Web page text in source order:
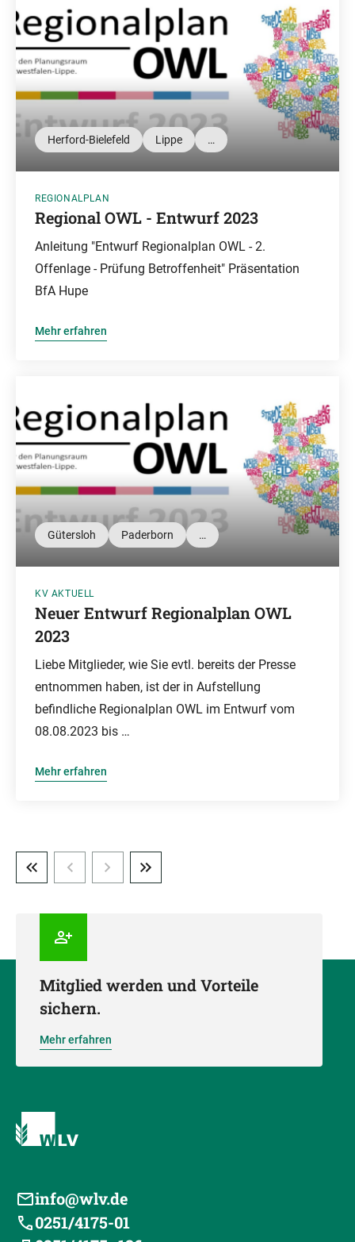
Herford-Bielefeld Lippe …
REGIONALPLAN
Regional OWL - Entwurf 2023
Anleitung "Entwurf Regionalplan OWL - 2.
Offenlage - Prüfung Betroffenheit" Präsentation
BfA Hupe
Mehr erfahren
Gütersloh Paderborn …
KV AKTUELL
Neuer Entwurf Regionalplan OWL
2023
Liebe Mitglieder, wie Sie evtl. bereits der Presse
entnommen haben, ist der in Aufstellung
befindliche Regionalplan OWL im Entwurf vom
08.08.2023 bis …
Mehr erfahren
Mitglied werden und Vorteile
sichern.
Mehr erfahren
info@wlv.de
0251/4175-01